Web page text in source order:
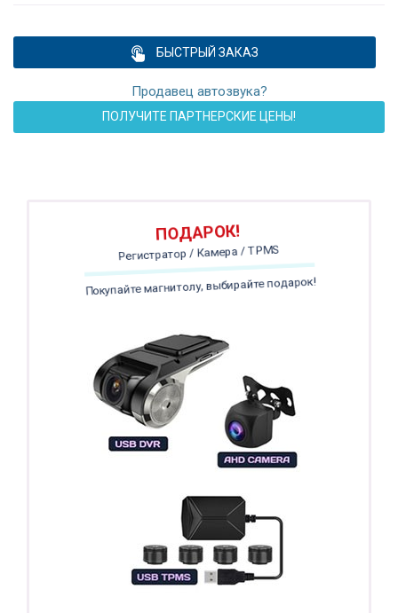
БЫСТРЫЙ ЗАКАЗ
Продавец автозвука?
ПОЛУЧИТЕ ПАРТНЕРСКИЕ ЦЕНЫ!
ПОДАРОК!
Регистратор / Камера / TPMS
Покупайте магнитолу, выбирайте подарок!